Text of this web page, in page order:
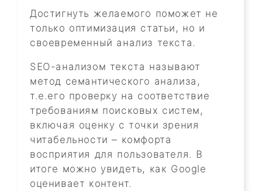
Достигнуть желаемого поможет не
только оптимизация статьи, но и
своевременный анализ текста.
SEO-анализом текста называют
метод семантического анализа,
т.е.его проверку на соответствие
требованиям поисковых систем,
включая оценку с точки зрения
читабельности – комфорта
восприятия для пользователя. В
итоге можно увидеть, как Google
оценивает контент.